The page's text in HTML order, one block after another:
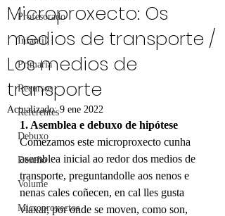
Profesorado
Infantil
Primaria
Recursos
Referentes
Debuxo
Deseño
Volume
Microproxectos
Microproxecto: Os
medios de transporte /
Los medios de
transporte
Actualizado:9 ene 2022
1. Asemblea e debuxo de hipótese
Comezamos este microproxecto cunha
asemblea inicial ao redor dos medios de
transporte, preguntandolle aos nenos e
nenas cales coñecen, en cal lles gusta
viaxar, por onde se moven, como son,